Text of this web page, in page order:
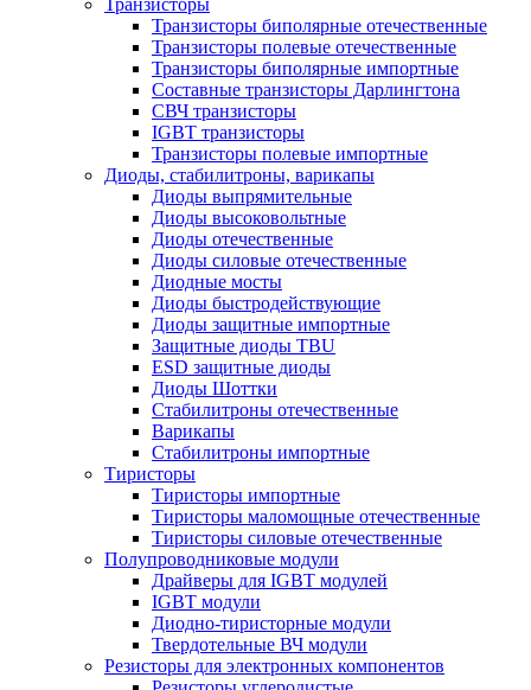
Транзисторы биполярные отечественные
Транзисторы полевые отечественные
Транзисторы биполярные импортные
Составные транзисторы Дарлингтона
СВЧ транзисторы
IGBT транзисторы
Транзисторы полевые импортные
Диоды, стабилитроны, варикапы
Диоды выпрямительные
Диоды высоковольтные
Диоды отечественные
Диоды силовые отечественные
Диодные мосты
Диоды быстродействующие
Диоды защитные импортные
Защитные диоды TBU
ESD защитные диоды
Диоды Шоттки
Стабилитроны отечественные
Варикапы
Стабилитроны импортные
Тиристоры
Тиристоры импортные
Тиристоры маломощные отечественные
Тиристоры силовые отечественные
Полупроводниковые модули
Драйверы для IGBT модулей
IGBT модули
Диодно-тиристорные модули
Твердотельные ВЧ модули
Резисторы для электронных компонентов